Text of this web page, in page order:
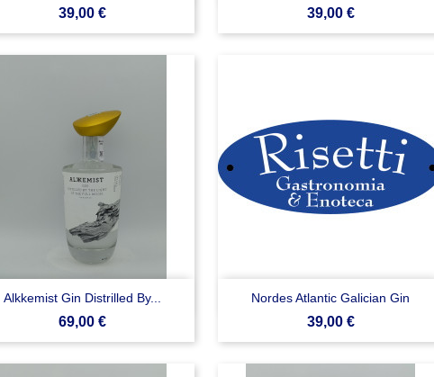
Prezzo
39,00 € Prezzo
39,00 €
Alkkemist Gin Distrilled By...
Prezzo
69,00 €
 Anteprima Nordes Atlantic Galician Gin
Prezzo
39,00 €
Anteprima